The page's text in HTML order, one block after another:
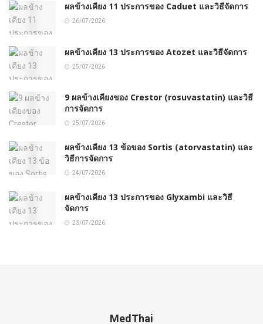
ผลข้างเคียง 11 ประการของ Caduet และวิธีจัดการ
26/07/2026
ผลข้างเคียง 13 ประการของ Atozet และวิธีจัดการ
25/07/2026
9 ผลข้างเคียงของ Crestor (rosuvastatin) และวิธี
การจัดการ
25/07/2026
ผลข้างเคียง 13 ข้อของ Sortis (atorvastatin) และ
วิธีการจัดการ
24/07/2026
ผลข้างเคียง 13 ประการของ Glyxambi และวิธี
จัดการ
23/07/2026
MedThai